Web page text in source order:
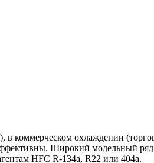
коммерческом охлаждении
Широкий модельный ряд
HFC R-134a, R22 или 404a.